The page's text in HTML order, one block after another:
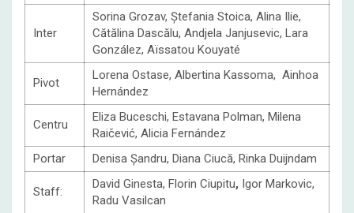
Inter
Sorina Grozav, Ștefania Stoica, Alina Ilie,
Cătălina Dascălu, Andjela Janjusevic, Lara
González, Aïssatou Kouyaté
Pivot
Lorena Ostase, Albertina Kassoma, Ainhoa
Hernández
Centru
Eliza Buceschi, Estavana Polman, Milena
Raičević, Alicia Fernández
Portar
Denisa Șandru, Diana Ciucă, Rinka Duijndam
Staff:
David Ginesta, Florin Ciupitu, Igor Markovic,
Radu Vasilcan